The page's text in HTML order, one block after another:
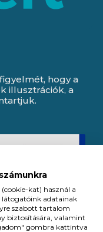
hogy a
illusztrációk, a
kat) használ a
látogatóink adatainak
szabott tartalom
biztosítására, valamint
gombra kattintva